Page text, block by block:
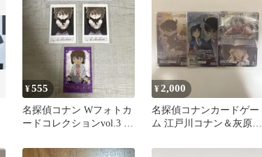
¥555
名探偵コナン Wフォトカ
ードコレクションvol.3 灰
¥2,000
名探偵コナンカードゲー
ム 江戸川コナン＆灰原哀